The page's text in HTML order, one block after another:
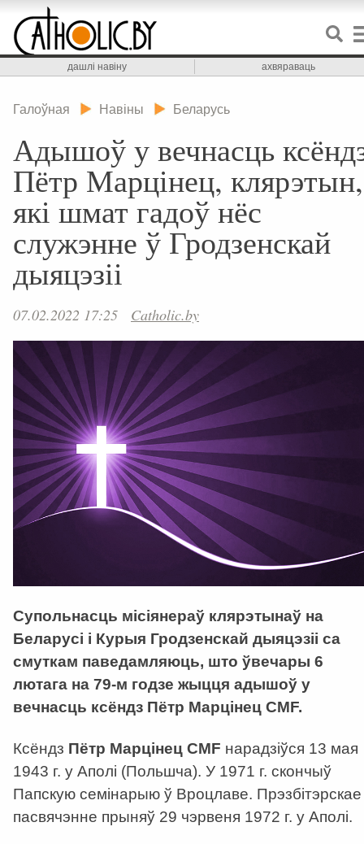
дашлі навіну ахвяраваць
Галоўная Навіны Беларусь
Адышоў у вечнасць
Пётр Марцінец, клярэтын,
які шмат гадоў нёс
служэнне ў Гродзенскай
дыяцэзіі
07.02.2022 17:25 Catholic.by
Супольнасць місіянераў клярэтынаў на
Беларусі і Курыя Гродзенскай дыяцэзіі са
смуткам паведамляюць, што ўвечары 6
лютага на 79-м годзе жыцця адышоў у
вечнасць ксёндз Пётр Марцінец CMF.
Ксёндз Пётр Марцінец CMF нарадзіўся 13 мая
1943 г. у Аполі (Польшча). У 1971 г. скончыў
Папскую семінарыю ў Вроцлаве. Прэзбітэрскае
пасвячэнне прыняў 29 чэрвеня 1972 г. у Аполі.